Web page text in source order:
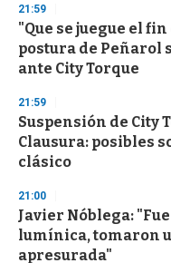
d
s
o
f
3
s
e
c
o
n
21:59
"Que se juegue el
postura de Peñarol
ante City Torque
21:59
Suspensión de City
Clausura: posibles
clásico
21:00
Javier Nóblega:
lumínica, tomaron
apresurada"